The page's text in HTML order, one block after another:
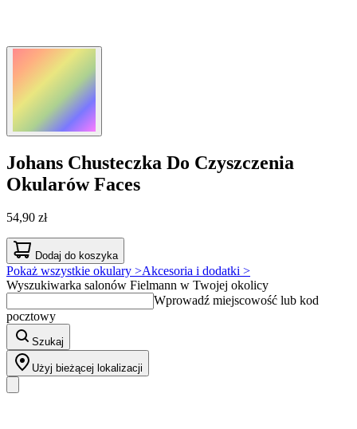
Johans Chusteczka Do Czyszczenia
Okularów Faces
54,90 zł
Dodaj do koszyka
Pokaż wszystkie okulary >Akcesoria i dodatki >
Wyszukiwarka salonów Fielmann w Twojej okolicy
Wprowadź miejscowość lub kod
pocztowy
Szukaj
Użyj bieżącej lokalizacji